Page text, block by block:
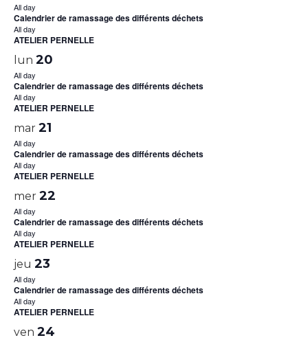
All day
Calendrier de ramassage des différents déchets
All day
ATELIER PERNELLE
lun 20
All day
Calendrier de ramassage des différents déchets
All day
ATELIER PERNELLE
mar 21
All day
Calendrier de ramassage des différents déchets
All day
ATELIER PERNELLE
mer 22
All day
Calendrier de ramassage des différents déchets
All day
ATELIER PERNELLE
jeu 23
All day
Calendrier de ramassage des différents déchets
All day
ATELIER PERNELLE
ven 24